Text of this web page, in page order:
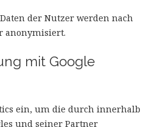
der Nutzer werden nach
anonymisiert.
mit Google
ein, um die durch innerhalb
und seiner Partner